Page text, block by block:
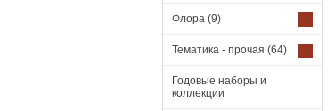
Флора (9)
Тематика - прочая (64)
Годовые наборы и
коллекции